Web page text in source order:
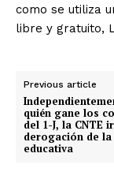
como se utiliza
libre y gratuito,
Previous article
quién gane los
del 1-J, la CNTE
derogación de
educativa